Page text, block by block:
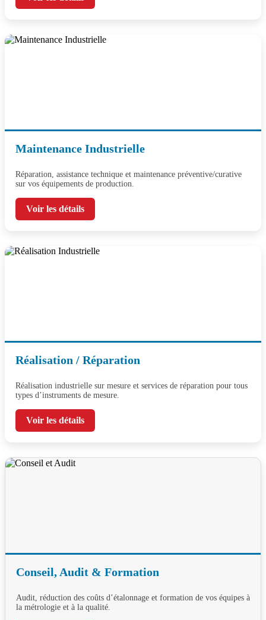
Maintenance Industrielle
Réparation, assistance technique et maintenance préventive/curative
sur vos équipements de production.
Voir les détails
Réalisation / Réparation
Réalisation industrielle sur mesure et services de réparation pour tous
types d’instruments de mesure.
Voir les détails
Conseil, Audit & Formation
Audit, réduction des coûts d’étalonnage et formation de vos équipes à
la métrologie et à la qualité.